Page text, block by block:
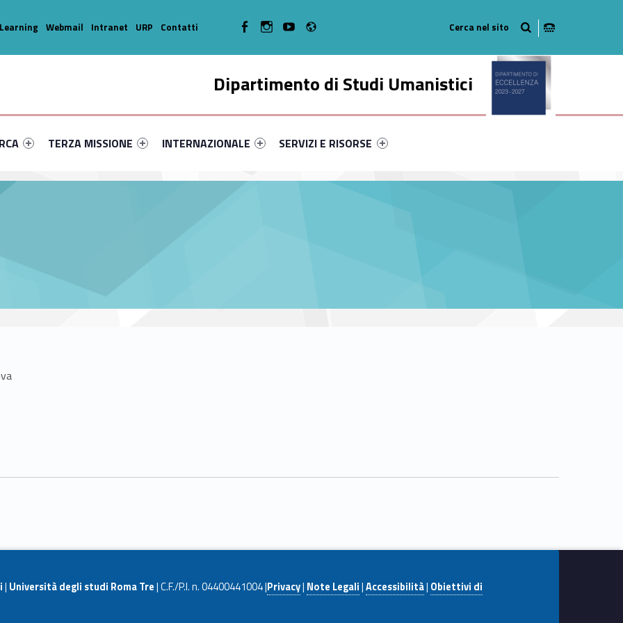
Dipartimento di Studi Umanistici
primary-40290-14
#link-menu-primary-43564-35
Link identifier #link-menu-primary-81168-45
TERZA MISSIONE
Link identifier #link-menu-primary-25183-49
INTERNAZIONALE
Link identifier #link-menu-primary-46800-56
SERVIZI E RISORSE
Webmail Intranet URP Contatti WebMan on FacebookWebMan on Instagram
WebMan on Youtube
| Università degli studi Roma Tre| C.F./P.I. n. 04400441004 |Privacy| Note Legali|Accessibilità| Obiettivi di